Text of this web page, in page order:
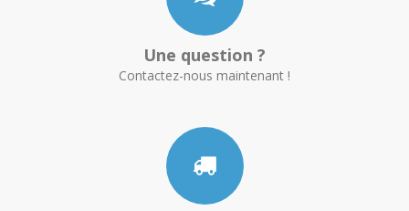
Une question ?
Contactez-nous maintenant !